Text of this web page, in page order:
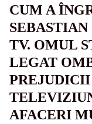
CUM A
TV. OMUL
LEGAT
PREJUDICII
AFACERI